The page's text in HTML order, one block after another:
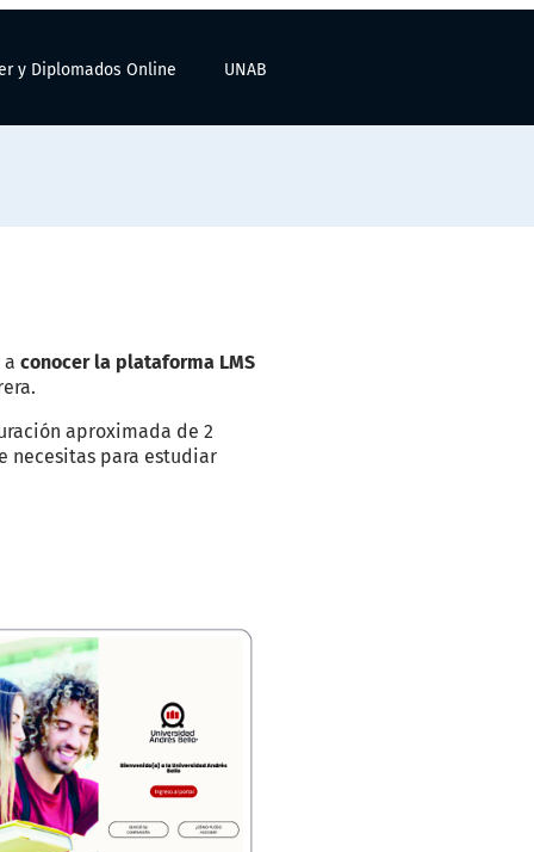
y Diplomados Online UNAB
conocer la plataforma LMS
aproximada de 2
necesitas para estudiar